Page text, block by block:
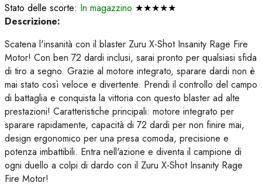
Stato delle scorte: In magazzino ★★★★★
Descrizione:
Scatena l'insanità con il blaster Zuru X-Shot Insanity Rage Fire
Motor! Con ben 72 dardi inclusi, sarai pronto per qualsiasi sfida
di tiro a segno. Grazie al motore integrato, sparare dardi non è
mai stato così veloce e divertente. Prendi il controllo del campo
di battaglia e conquista la vittoria con questo blaster ad alte
prestazioni! Caratteristiche principali: motore integrato per
sparare rapidamente, capacità di 72 dardi per non finire mai,
design ergonomico per una presa comoda, precisione e
potenza imbattibili. Entra nell'azione e diventa il campione di
ogni duello a colpi di dardo con il Zuru X-Shot Insanity Rage
Fire Motor!